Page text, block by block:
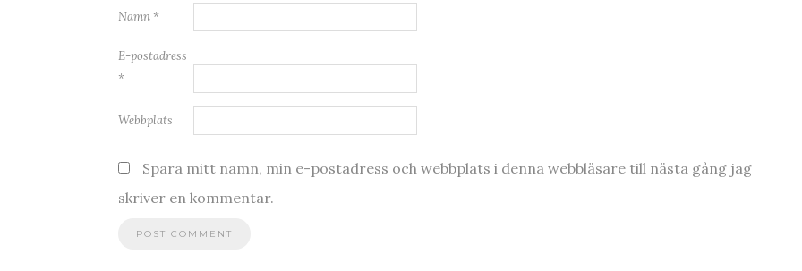
Namn *
E-postadress
*
Webbplats
Spara mitt namn, min e-postadress och webbplats i denna webbläsare till nästa gång jag
skriver en kommentar.